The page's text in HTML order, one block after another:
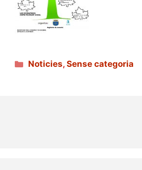
Categories
Noticies,Sense categoria